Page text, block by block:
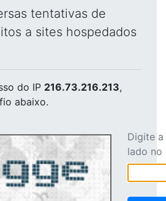
tentativas de
a sites hospedados
do IP 216.73.216.213,
abaixo.
Digite
lado no